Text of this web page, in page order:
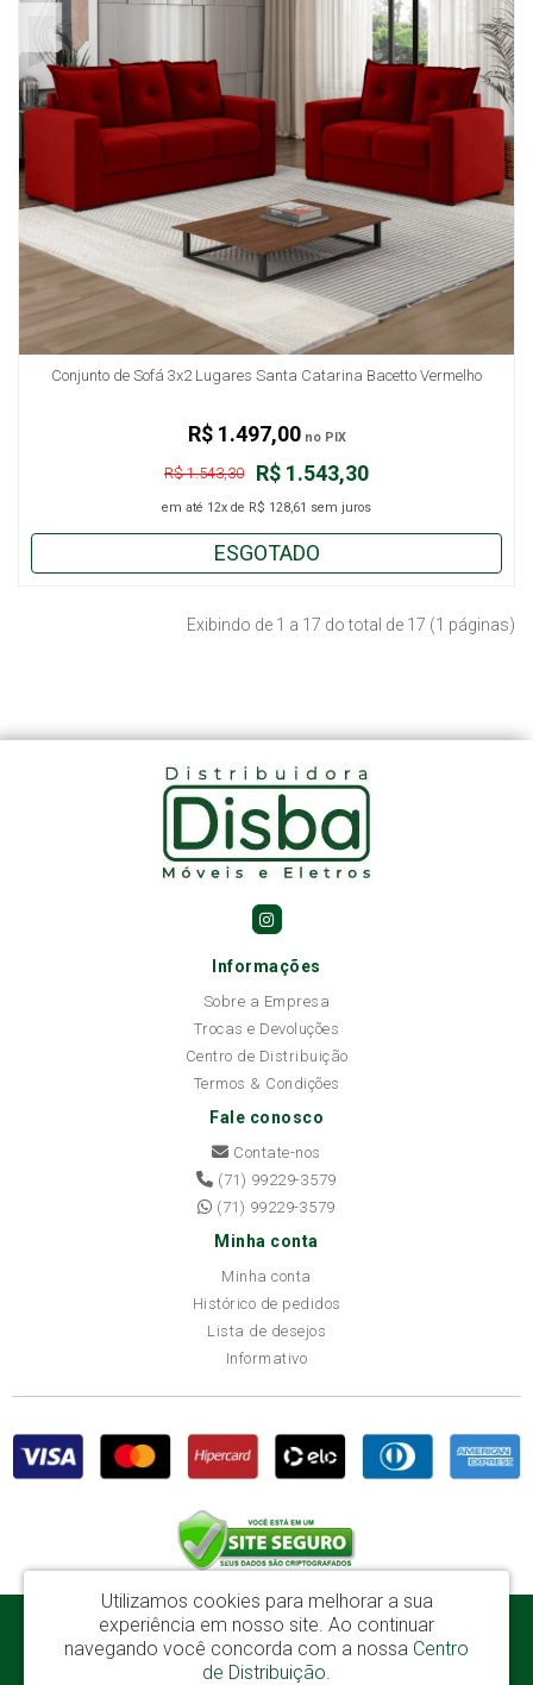
Conjunto de Sofá 3x2 Lugares Santa Catarina Bacetto Vermelho
R$ 1.543,30
R$ 1.543,30
em até 12x de R$ 128,61 sem juros
R$ 1.497,00no PIX
ESGOTADO
Exibindo de 1 a 17 do total de 17 (1 páginas)
Informações
Sobre a Empresa
Trocas e Devoluções
Centro de Distribuição
Termos & Condições
Fale conosco
Contate-nos
(71) 99229-3579
(71) 99229-3579
Minha conta
Minha conta
Histórico de pedidos
Lista de desejos
Informativo
Disba Móveis Salvador Ltda - CNPJ: 52.081.184/0001-65
Av. Cardeal Avelar Brandão Villela, 2696 - Mata Escura - Salvador / BA - CEP:
41219-600
Utilizamos cookies para melhorar a sua
experiência em nosso site. Ao continuar
navegando você concorda com a nossa Centro
de Distribuição.